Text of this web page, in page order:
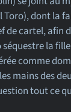
Toro), dont la
de cartel, afin
la
comme
mains des
tout ce